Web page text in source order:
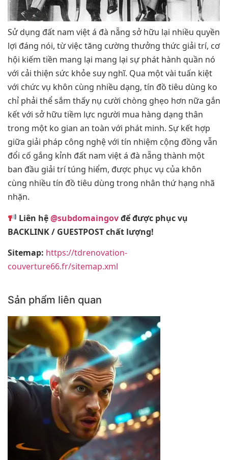
Sử dụng đất nam việt á đà nẵng sở hữu lại nhiều quyền
lợi đáng nói, từ việc tăng cường thưởng thức giải trí, cơ
hội kiếm tiền mang lại mang lại sự phát hành quần nó
với cải thiện sức khỏe suy nghĩ. Qua một vài tuấn kiệt
với chức vụ khôn cùng nhiều dạng, tín đồ tiêu dùng ko
chỉ phải thể sắm thấy nụ cười chòng ghẹo hơn nữa gắn
kết với sở hữu tiềm lực người mua hàng dạng thân
trong một ko gian an toàn với phát minh. Sự kết hợp
giữa giải pháp công nghệ với tín nhiệm cộng đồng vẫn
đổi cố gắng kỉnh đất nam việt á đà nẵng thành một
ban đầu giải trí túng hiểm, được phục vụ của khôn
cùng nhiều tín đồ tiêu dùng trong nhân thứ hạng nhã
nhặn.
Liên hệ@subdomaingovđể được phục vụ
BACKLINK / GUESTPOST chất lượng!
Sitemap: https://tdrenovation-
couverture66.fr/sitemap.xml
Sản phẩm liên quan